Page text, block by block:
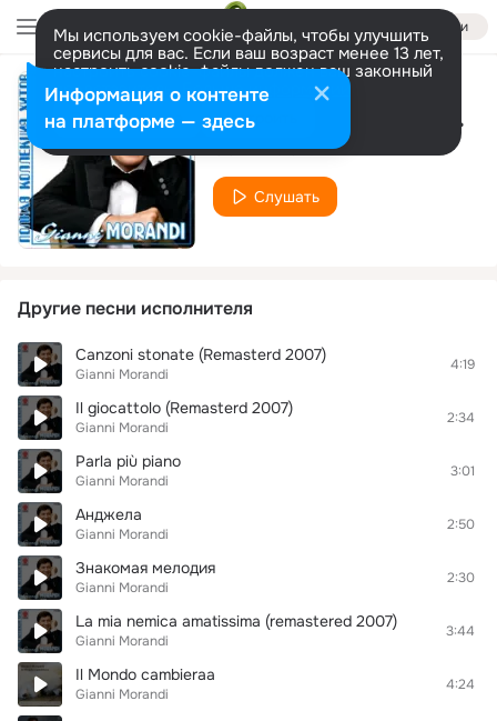
Войти
Мы используем cookie-файлы, чтобы улучшить
сервисы для вас. Если ваш возраст менее 13 лет,
настроить cookie-файлы должен ваш законный
представитель. Больше информации
Разрешить все Настроить Когда приходит вечер
Gianni Morandi
Слушать
Другие песни исполнителя
Canzoni stonate (Remasterd 2007)
Gianni Morandi
4:19
Il giocattolo (Remasterd 2007)
Gianni Morandi
2:34
Parla più piano
Gianni Morandi
3:01
Анджела
Gianni Morandi
2:50
Знакомая мелодия
Gianni Morandi
2:30
La mia nemica amatissima (remastered 2007)
Gianni Morandi
3:44
Il Mondo cambieraa
Gianni Morandi
4:24
Информация о контенте
на платформе — здесь